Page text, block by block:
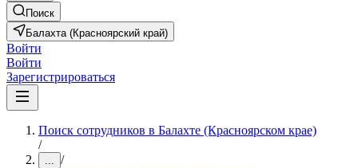
Поиск
Балахта (Красноярский край)
Войти
Войти
Зарегистрироваться
Поиск сотрудников в Балахте (Красноярском крае)
/
... /